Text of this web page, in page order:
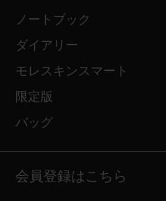
ノートブック
ダイアリー
モレスキンスマート
限定版
バッグ
会員登録はこちら